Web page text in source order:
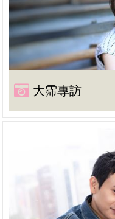
大霈專訪